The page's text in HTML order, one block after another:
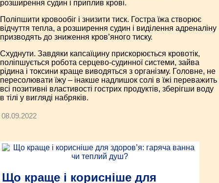
розширення судин і приплив крові.
Поліпшити кровообіг і знизити тиск. Гостра їжа створює
відчуття тепла, а розширення судин і виділення адреналіну
призводять до зниження кров’яного тиску.
Схуднути. Завдяки капсаїцину прискорюється кровотік,
поліпшується робота серцево-судинної системи, зайва
рідина і токсини краще виводяться з організму. Головне, не
пересолювати їжу – інакше надлишок солі в їжі переважить
всі позитивні властивості гострих продуктів, зберігши воду
в тілі у вигляді набряків.
08.09.2022
Що краще і корисніше для